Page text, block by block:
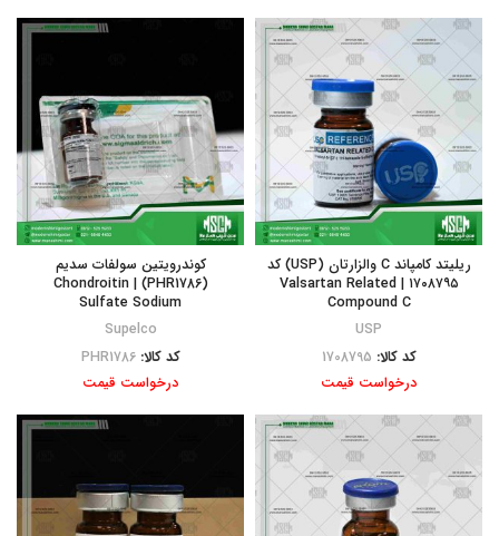
ریلیتد کامپاند C والزارتان (USP) کد
۱۷۰۸۷۹۵ | Valsartan Related
Compound C
USP
کد کالا: 1708795
درخواست قیمت
کوندرویتین سولفات سدیم
(PHR1786) | Chondroitin
Sulfate Sodium
Supelco
کد کالا:PHR1786
درخواست قیمت